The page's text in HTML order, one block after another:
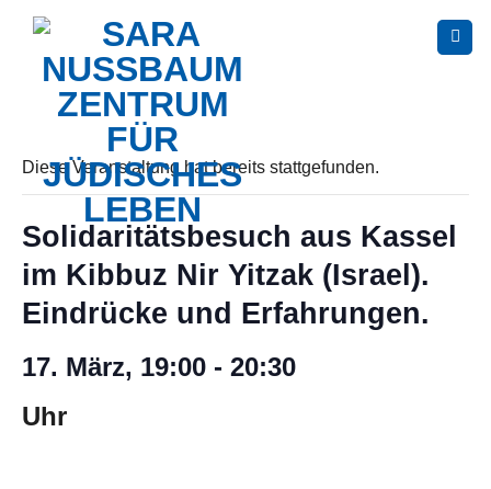
Skip
content
Diese Veranstaltung hat bereits stattgefunden.
Solidaritätsbesuch aus Kassel
im Kibbuz Nir Yitzak (Israel).
Eindrücke und Erfahrungen.
17. März, 19:00 - 20:30
Uhr